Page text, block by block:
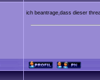
ich beantrage,dass dieser